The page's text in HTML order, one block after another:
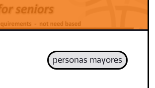
personas mayores